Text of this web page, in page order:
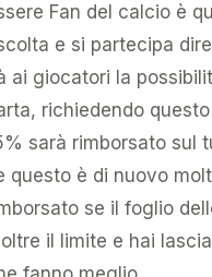
Fan del calcio è
e si partecipa
ai giocatori la
richiedendo
sarà rimborsato sul
questo è di nuovo
se il foglio
il limite e hai